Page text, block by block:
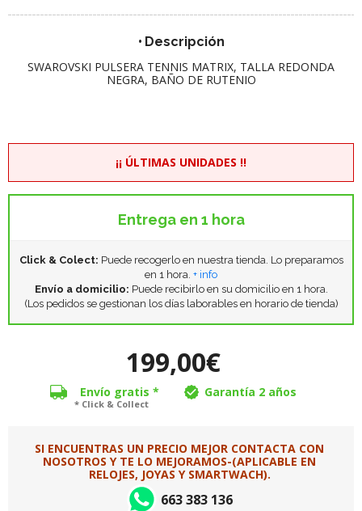
Descripción
SWAROVSKI PULSERA TENNIS MATRIX, TALLA REDONDA
NEGRA, BAÑO DE RUTENIO
¡¡ ÚLTIMAS UNIDADES !!
Entrega en 1 hora
Click & Colect: Puede recogerlo en nuestra tienda. Lo preparamos
en 1 hora. + info
Envío a domicilio: Puede recibirlo en su domicilio en 1 hora.
(Los pedidos se gestionan los días laborables en horario de tienda)
199,00€
Envío gratis *
* Click & Collect
Garantía 2 años
SI ENCUENTRAS UN PRECIO MEJOR CONTACTA CON
NOSOTROS Y TE LO MEJORAMOS-(APLICABLE EN
RELOJES, JOYAS Y SMARTWACH).
663 383 136